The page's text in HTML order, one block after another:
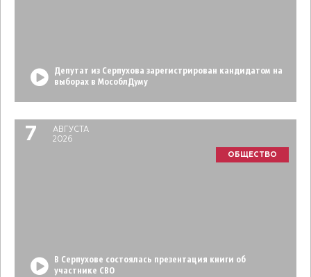
Депутат из Серпухова зарегистрирован кандидатом на
выборах в МособлДуму
7
АВГУСТА
2026
ОБЩЕСТВО
В Серпухове состоялась презентация книги об
участнике СВО